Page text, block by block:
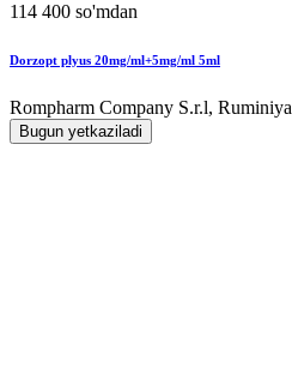
114 400 so'mdan
Dorzopt plyus 20mg/ml+5mg/ml 5ml
Rompharm Company S.r.l, Ruminiya
Bugun yetkaziladi